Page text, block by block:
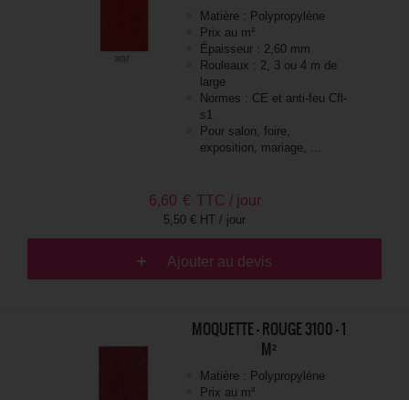
Matière : Polypropylène
Prix au m²
Épaisseur : 2,60 mm
Rouleaux : 2, 3 ou 4 m de
large
Normes : CE et anti-feu Cfl-
s1
Pour salon, foire,
exposition, mariage, ...
6,60 € TTC / jour
5,50 € HT / jour
Ajouter au devis
MOQUETTE - ROUGE 3100 - 1
M²
Matière : Polypropylène
Prix au m²